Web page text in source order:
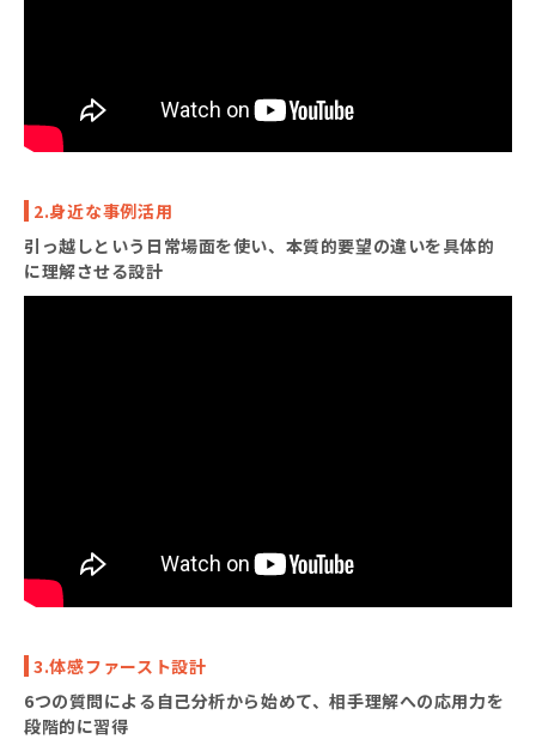
2.身近な事例活用
引っ越しという日常場面を使い、本質的要望の違いを具体的
に理解させる設計
3.体感ファースト設計
6つの質問による自己分析から始めて、相手理解への応用力を
段階的に習得